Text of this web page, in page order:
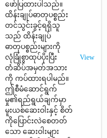
ဖော်ပြထားပါသည်။
ထိန်းချုပ်ဓာတုပစ္စည်း
တင်သွင်းခွင့်ရရှိသူ
သည် ထိန်းချုပ်
ဓာတုပစ္စည်းများကို
လုံခြုံစွာထုပ်ပိုးပြီး
တံဆိပ်အမှတ်အသား
ကို ကပ်ထားရပါမည်။
ဤစီမံဆောင်ရွက်
မှု၏ရည်ရွယ်ချက်မှာ
မူးယစ်ဆေးဝါးနှင့် စိတ်
ကိုပြောင်းလဲစေတတ်
သော ဆေးဝါးများ
View